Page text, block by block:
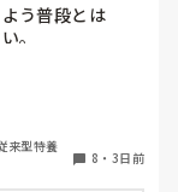
う普段とは
。
来型特養
8 ・ 3日前